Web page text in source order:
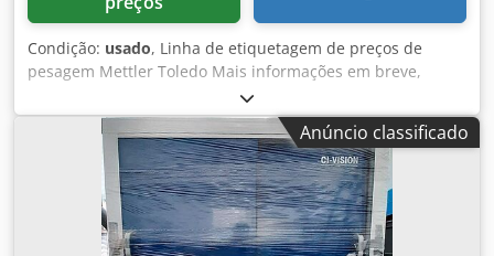
Condição: usado, Linha de etiquetagem de preços de
pesagem Mettler Toledo Mais informações em breve,
dimensões no álbum de fotografias Djdpfjq E T U Rox Ab
Sswa
Anúncio classificado